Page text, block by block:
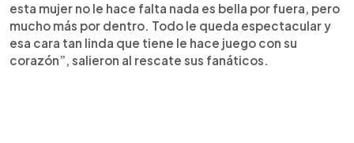
esta mujer no le hace falta nada es bella por fuera, pero
mucho más por dentro. Todo le queda espectacular y
esa cara tan linda que tiene le hace juego con su
corazón”, salieron al rescate sus fanáticos.